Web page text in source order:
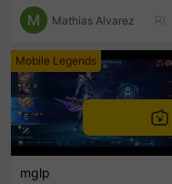
Mathias Alvarez
Mobile Legends
mglp